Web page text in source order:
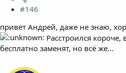
#146
привет Андрей, даже не знаю,
Расстроился
бесплатно заменят, но всё же...